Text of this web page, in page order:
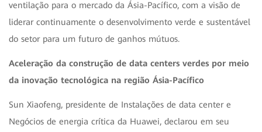
ventilação para o mercado da Ásia-Pacífico, com a visão de
liderar continuamente o desenvolvimento verde e sustentável
do setor para um futuro de ganhos mútuos.
Aceleração da construção de data centers verdes por meio
da inovação tecnológica na região Ásia-Pacífico
Sun Xiaofeng, presidente de Instalações de data center e
Negócios de energia crítica da Huawei, declarou em seu